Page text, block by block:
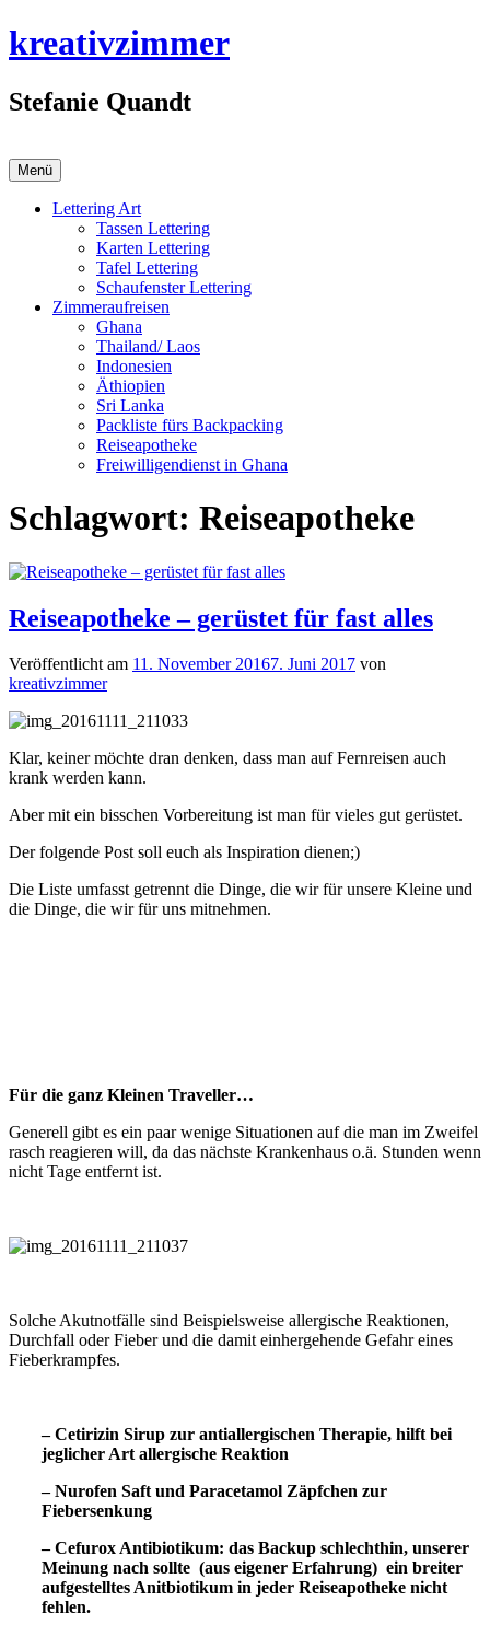
Zum
Inhalt
kreativzimmer
Stefanie Quandt
Menü
Lettering Art
Tassen Lettering
Karten Lettering
Tafel Lettering
Schaufenster Lettering
Zimmeraufreisen
Ghana
Thailand/ Laos
Indonesien
Äthiopien
Sri Lanka
Packliste fürs Backpacking
Reiseapotheke
Freiwilligendienst in Ghana
Schlagwort: Reiseapotheke
Reiseapotheke – gerüstet für fast alles
Veröffentlicht am 11. November 20167. Juni 2017 von
kreativzimmer
Klar, keiner möchte dran denken, dass man auf Fernreisen auch
krank werden kann.
Aber mit ein bisschen Vorbereitung ist man für vieles gut gerüstet.
Der folgende Post soll euch als Inspiration dienen;)
Die Liste umfasst getrennt die Dinge, die wir für unsere Kleine und
die Dinge, die wir für uns mitnehmen.
Für die ganz Kleinen Traveller…
Generell gibt es ein paar wenige Situationen auf die man im Zweifel
rasch reagieren will, da das nächste Krankenhaus o.ä. Stunden wenn
nicht Tage entfernt ist.
Solche Akutnotfälle sind Beispielsweise allergische Reaktionen,
Durchfall oder Fieber und die damit einhergehende Gefahr eines
Fieberkrampfes.
– Cetirizin Sirup zur antiallergischen Therapie, hilft bei
jeglicher Art allergische Reaktion
– Nurofen Saft und Paracetamol Zäpfchen zur
Fiebersenkung
– Cefurox Antibiotikum: das Backup schlechthin, unserer
Meinung nach sollte (aus eigener Erfahrung) ein breiter
aufgestelltes Anitbiotikum in jeder Reiseapotheke nicht
fehlen.